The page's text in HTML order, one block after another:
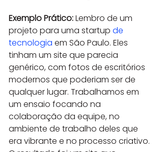
Exemplo Prático: Lembro de um
projeto para uma startup de
tecnologia em São Paulo. Eles
tinham um site que parecia
genérico, com fotos de escritórios
modernos que poderiam ser de
qualquer lugar. Trabalhamos em
um ensaio focando na
colaboração da equipe, no
ambiente de trabalho deles que
era vibrante e no processo criativo.